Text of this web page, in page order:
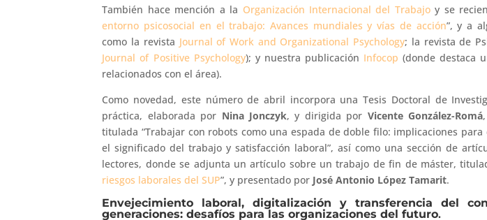
También hace mención a la Organización Internacional del Trabajoy se
entorno psicosocial en el trabajo: Avances mundiales y vías de acción”, y a
como la revista Journal of Work and Organizational Psychology; la revista de
Journal of Positive Psychology); y nuestra publicación Infocop (donde destaca
relacionados con el área).
Como novedad, este número de abril incorpora una Tesis Doctoral de
práctica, elaborada por Nina Jonczyk, y dirigida por Vicente González-Romá
titulada “Trabajar con robots como una espada de doble filo: implicaciones
el significado del trabajo y satisfacción laboral”, así como una sección de
lectores, donde se adjunta un artículo sobre un trabajo de fin de máster,
riesgos laborales del SUP”, y presentado por José Antonio López Tamarit.
Envejecimiento laboral, digitalización y transferencia del
generaciones: desafíos para las organizaciones del futuro.